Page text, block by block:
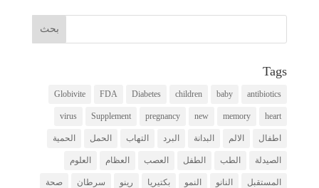
Tags
antibiotics
baby
children
Diabetes
FDA
Globivite
heart
memory
new
pregnancy
Supplement
virus
اطفال الالم البدانة البرد التهاب الحمل الحمية
الصيدلة الطب الطفل العصب العظام العلوم
المستقبل النانو النمو بكتيريا رينو سرطان صحة